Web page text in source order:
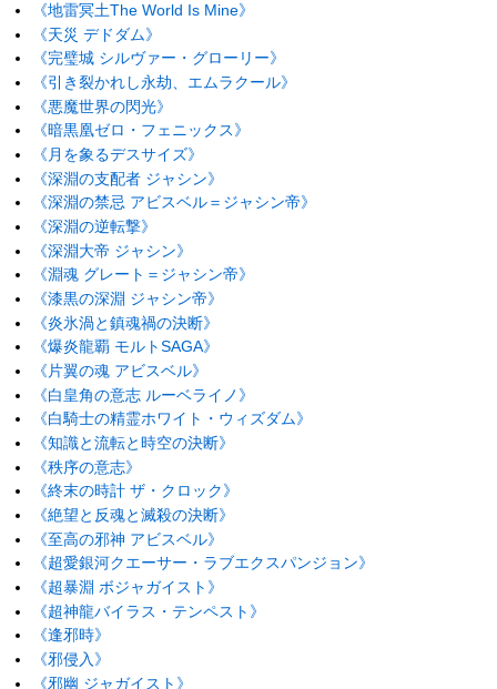
《地雷冥土The World Is Mine》
《天災 デドダム》
《完璧城 シルヴァー・グローリー》
《引き裂かれし永劫、エムラクール》
《悪魔世界の閃光》
《暗黒凰ゼロ・フェニックス》
《月を象るデスサイズ》
《深淵の支配者 ジャシン》
《深淵の禁忌 アビスベル＝ジャシン帝》
《深淵の逆転撃》
《深淵大帝 ジャシン》
《淵魂 グレート＝ジャシン帝》
《漆黒の深淵 ジャシン帝》
《炎氷渦と鎮魂禍の決断》
《爆炎龍覇 モルトSAGA》
《片翼の魂 アビスベル》
《白皇角の意志 ルーベライノ》
《白騎士の精霊ホワイト・ウィズダム》
《知識と流転と時空の決断》
《秩序の意志》
《終末の時計 ザ・クロック》
《絶望と反魂と滅殺の決断》
《至高の邪神 アビスベル》
《超愛銀河クエーサー・ラブエクスパンジョン》
《超暴淵 ボジャガイスト》
《超神龍バイラス・テンペスト》
《逢邪時》
《邪侵入》
《邪幽 ジャガイスト》